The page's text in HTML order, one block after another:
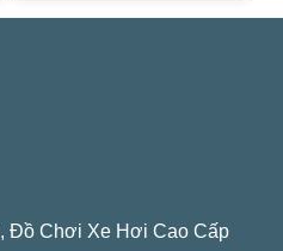
Đồ Chơi Xe Hơi Cao Cấp